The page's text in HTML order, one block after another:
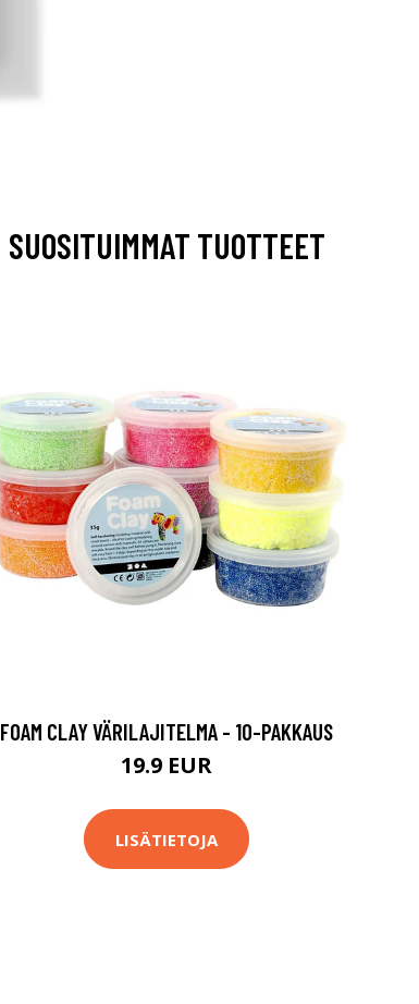
SUOSITUIMMAT TUOTTEET
FOAM CLAY VÄRILAJITELMA - 10-PAKKAUS
19.9 EUR
LISÄTIETOJA